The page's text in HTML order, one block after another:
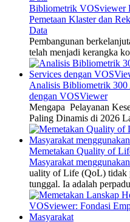
Bibliometrik VOSviewer
Pemetaan Klaster dan
Data
Pembangunan
telah menjadi kerangka
Analisis Bibliometrik 300
dengan VOSViewer
Mengapa Pelayanan
Paling Dinamis di 2026
Memetakan Quality of
Masyarakat
uality of Life (QoL) tidak
tunggal. Ia adalah